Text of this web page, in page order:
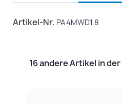
Artikel-Nr. PA4MWD1.8
16 andere Artikel in